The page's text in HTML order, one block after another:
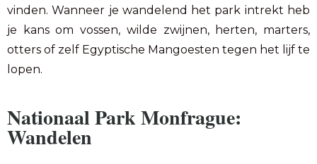
vinden. Wanneer je wandelend het park intrekt heb
je kans om vossen, wilde zwijnen, herten, marters,
otters of zelf Egyptische Mangoesten tegen het lijf te
lopen.
Nationaal Park Monfrague:
Wandelen